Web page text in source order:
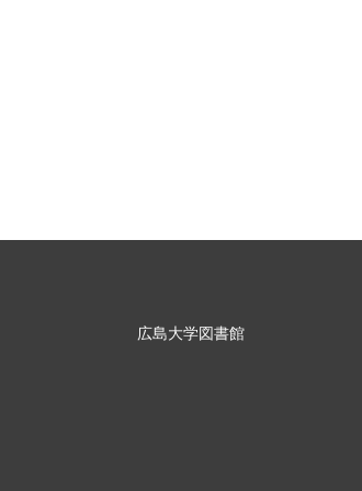
広島大学図書館